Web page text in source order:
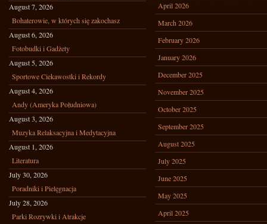
August 7, 2026
Bohaterowie, w których się zakochasz
August 6, 2026
Fotobudki i Gadżety
August 5, 2026
Sportowe Ciekawostki i Rekordy
August 4, 2026
Andy (Ameryka Południowa)
August 3, 2026
Muzyka Relaksacyjna i Medytacyjna
August 1, 2026
Literatura
July 30, 2026
Poradniki i Pielęgnacja
July 28, 2026
Parki Rozrywki i Atrakcje
April 2026
March 2026
February 2026
January 2026
December 2025
November 2025
October 2025
September 2025
August 2025
July 2025
June 2025
May 2025
April 2025